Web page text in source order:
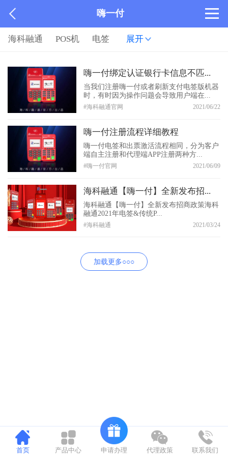
嗨一付
海科融通 POS机 电签 展开
嗨一付绑定认证银行卡信息不匹...
当我们注册嗨一付或者刷新支付电签版机器
时，有时因为操作问题会导致用户端在...
#海科融通官网 2021/06/22
嗨一付注册流程详细教程
嗨一付电签和出票激活流程相同，分为客户
端自主注册和代理端APP注册两种方...
#嗨一付官网 2021/06/09
海科融通【嗨一付】全新发布招...
海科融通【嗨一付】全新发布招商政策海科
融通2021年电签&传统P...
#海科融通 2021/03/24
加载更多○○○
首页 产品中心 申请办理 代理政策 联系我们